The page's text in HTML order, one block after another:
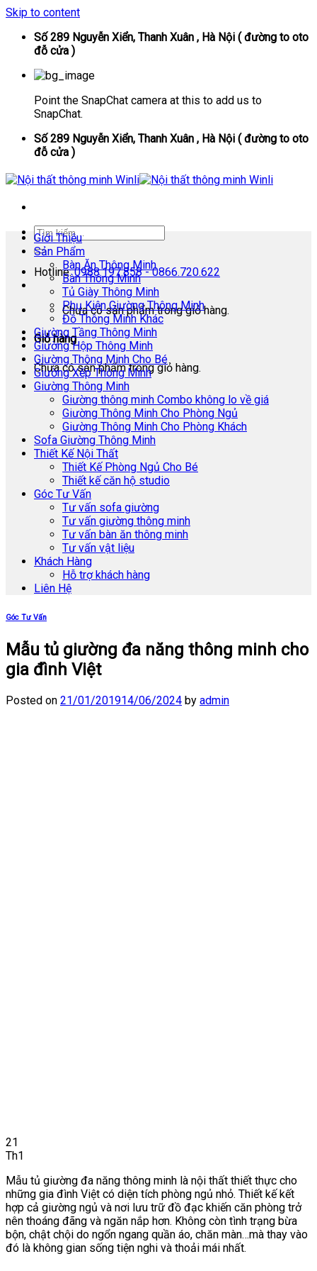
Skip to content
Số 289 Nguyễn Xiển, Thanh Xuân , Hà Nội ( đường to oto
đỗ cửa )
Point the SnapChat camera at this to add us to
SnapChat.
Số 289 Nguyễn Xiển, Thanh Xuân , Hà Nội ( đường to oto
đỗ cửa )
Hotline:0988.197.858 - 0866.720.622
Chưa có sản phẩm trong giỏ hàng.
Giỏ hàng
Chưa có sản phẩm trong giỏ hàng.
Giới Thiệu
Sản Phẩm
Bàn Ăn Thông Minh
Bàn Thông Minh
Tủ Giày Thông Minh
Phụ Kiện Giường Thông Minh
Đồ Thông Minh Khác
Giường Tầng Thông Minh
Giường Hộp Thông Minh
Giường Thông Minh Cho Bé
Giường Xếp Thông Minh
Giường Thông Minh
Giường thông minh Combo không lo về giá
Giường Thông Minh Cho Phòng Ngủ
Giường Thông Minh Cho Phòng Khách
Sofa Giường Thông Minh
Thiết Kế Nội Thất
Thiết Kế Phòng Ngủ Cho Bé
Thiết kế căn hộ studio
Góc Tư Vấn
Tư vấn sofa giường
Tư vấn giường thông minh
Tư vấn bàn ăn thông minh
Tư vấn vật liệu
Khách Hàng
Hỗ trợ khách hàng
Liên Hệ
Góc Tư Vấn
Mẫu tủ giường đa năng thông minh cho
gia đình Việt
Posted on 21/01/201914/06/2024 by admin
21
Th1
Mẫu tủ giường đa năng thông minh là nội thất thiết thực cho
những gia đình Việt có diện tích phòng ngủ nhỏ. Thiết kế kết
hợp cả giường ngủ và nơi lưu trữ đồ đạc khiến căn phòng trở
nên thoáng đãng và ngăn nắp hơn. Không còn tình trạng bừa
bộn, chật chội do ngổn ngang quần áo, chăn màn…mà thay vào
đó là không gian sống tiện nghi và thoải mái nhất.